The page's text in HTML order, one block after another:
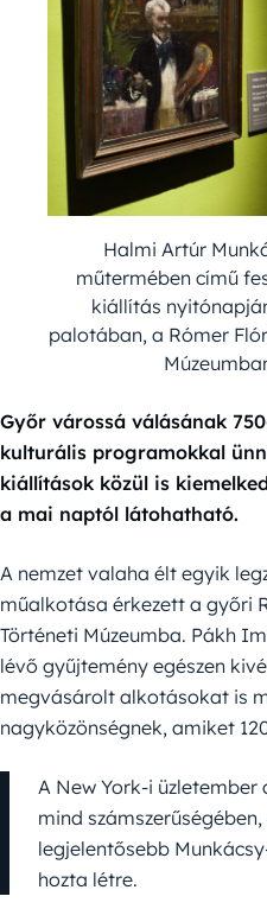
Halmi Artúr
műtermében című
kiállítás
palotában, a Rómer
Győr várossá válásának
kulturális programokkal
kiállítások közül is
a mai naptól látohatható.
A nemzet valaha élt egyik
műalkotása érkezett a győri
Történeti Múzeumba. Pákh
lévő gyűjtemény egészen
megvásárolt alkotásokat is
nagyközönségnek, amiket
A New York-i üzletember
mind
legjelentősebb
hozta létre.